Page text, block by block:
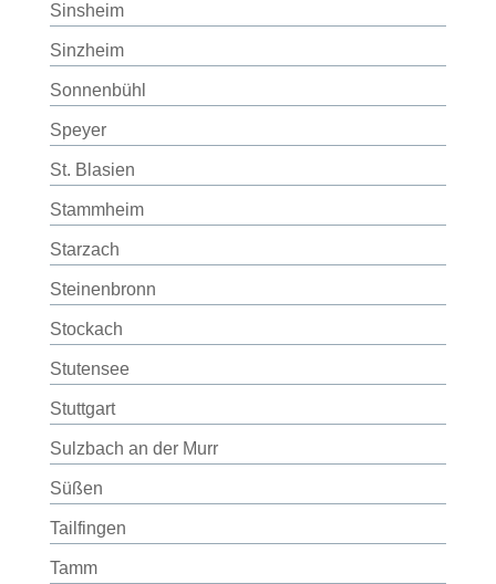
Sinsheim
Sinzheim
Sonnenbühl
Speyer
St. Blasien
Stammheim
Starzach
Steinenbronn
Stockach
Stutensee
Stuttgart
Sulzbach an der Murr
Süßen
Tailfingen
Tamm